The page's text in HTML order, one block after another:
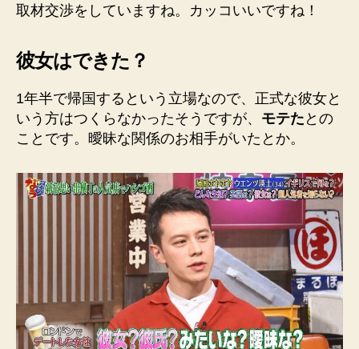
取材交渉をしていますね。カッコいいですね！
彼女はできた？
1年半で帰国するという立場なので、正式な彼女と
いう方はつくらなかったそうですが、 モテた との
ことです。曖昧な関係のお相手がいたとか。